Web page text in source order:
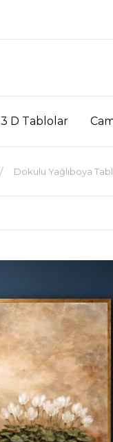
3 D Tablolar
Dokulu Yağlıboya